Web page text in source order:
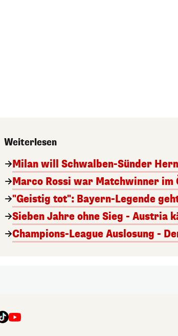
Weiterlesen
Milan will Schwalben-Sünder
Marco Rossi war Matchwinner
"Geistig tot": Bayern-Legende
Sieben Jahre ohne Sieg - Austria
Champions-League Auslosung -